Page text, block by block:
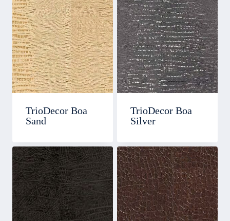
TrioDecor Boa
Sand
TrioDecor Boa
Silver